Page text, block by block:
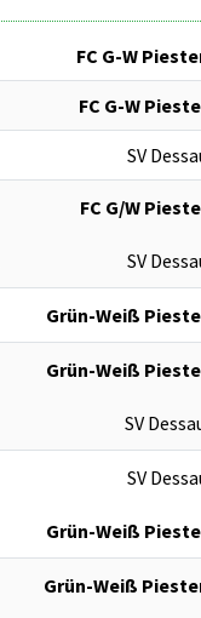
FC G-W
FC G-W
SV
FC G/W
SV
Grün-Weiß
Grün-Weiß
SV
SV
Grün-Weiß
Grün-Weiß